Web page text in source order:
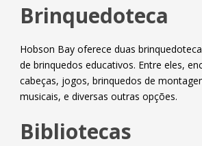
Brinquedoteca
Hobson Bay oferece duas
de brinquedos educativos. Entre eles,
cabeças, jogos, brinquedos de
musicais, e diversas outras opções.
Bibliotecas